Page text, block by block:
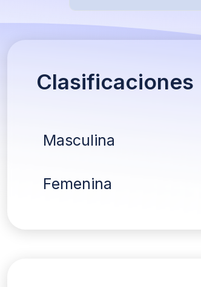
Clasificaciones
Masculina
Femenina